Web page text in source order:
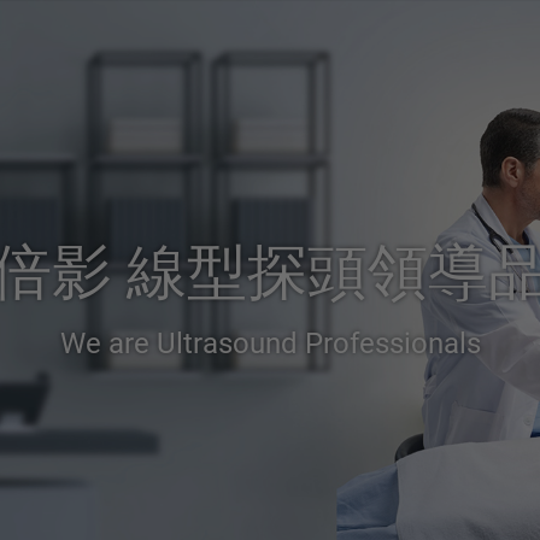
影 線型探頭領導
We are Ultrasound Professionals